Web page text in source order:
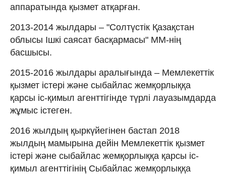
аппаратында қызмет атқарған.
2013-2014 жылдары – "Солтүстік Қазақстан
облысы Ішкі саясат басқармасы" ММ-нің
басшысы.
2015-2016 жылдары аралығында – Мемлекеттік
қызмет істері және сыбайлас жемқорлыққа
қарсы іс-қимыл агенттігінде түрлі лауазымдарда
жұмыс істеген.
2016 жылдың қыркүйегінен бастап 2018
жылдың мамырына дейін Мемлекеттік қызмет
істері және сыбайлас жемқорлыққа қарсы іс-
қимыл агенттігінің Сыбайлас жемқорлыққа